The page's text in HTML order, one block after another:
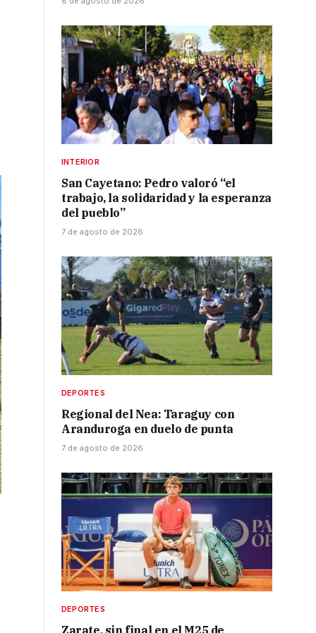
INTERIOR
San Cayetano: Pedro valoró “el
trabajo, la solidaridad y la esperanza
del pueblo”
7 de agosto de 2026
DEPORTES
Regional del Nea: Taraguy con
Aranduroga en duelo de punta
7 de agosto de 2026
DEPORTES